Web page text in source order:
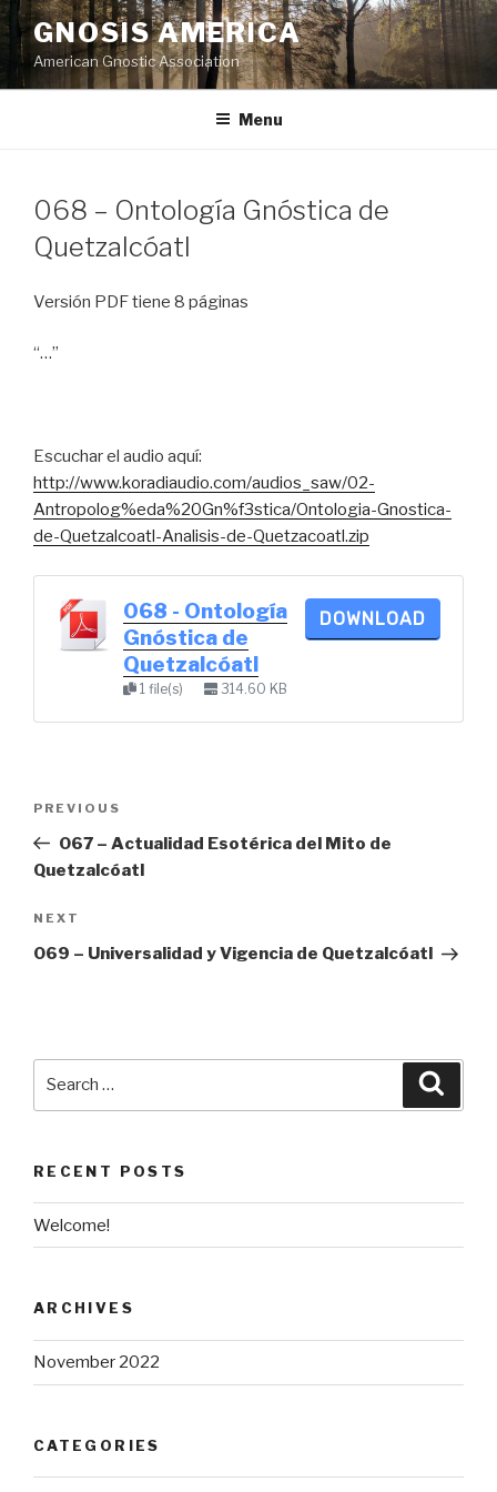
Skip
to
content
GNOSIS AMERICA
American Gnostic Association
Menu
068 – Ontología Gnóstica de
Quetzalcóatl
Versión PDF tiene 8 páginas
“…”
Escuchar el audio aquí:
http://www.koradiaudio.com/audios_saw/02-
Antropolog%eda%20Gn%f3stica/Ontologia-Gnostica-
de-Quetzalcoatl-Analisis-de-Quetzacoatl.zip
068 - Ontología
Gnóstica de
Quetzalcóatl
1 file(s) 314.60 KB
DOWNLOAD
Previous
Post
PREVIOUS
067 – Actualidad Esotérica del Mito de
Quetzalcóatl
Next
Post
NEXT
069 – Universalidad y Vigencia de Quetzalcóatl
RECENT POSTS
Welcome!
ARCHIVES
November 2022
CATEGORIES